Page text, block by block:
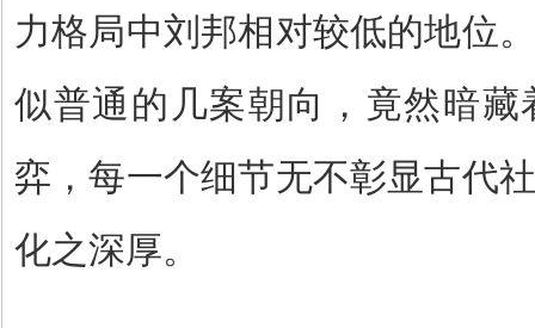
力格局中刘邦相对较低的地位
似普通的几案朝向，竟然暗
弈，每一个细节无不彰显古代
化之深厚。